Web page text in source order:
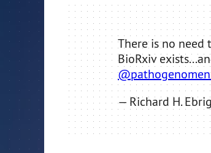
There is no
BioRxiv
— Richard H.